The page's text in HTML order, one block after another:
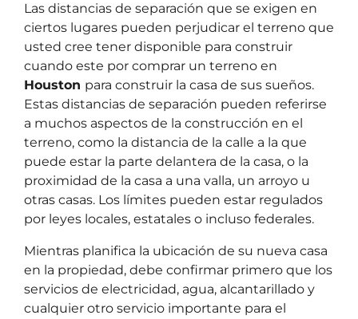
Las distancias de separación que se exigen en
ciertos lugares pueden perjudicar el terreno que
usted cree tener disponible para construir
cuando este por comprar un terreno en
Houston para construir la casa de sus sueños.
Estas distancias de separación pueden referirse
a muchos aspectos de la construcción en el
terreno, como la distancia de la calle a la que
puede estar la parte delantera de la casa, o la
proximidad de la casa a una valla, un arroyo u
otras casas. Los límites pueden estar regulados
por leyes locales, estatales o incluso federales.
Mientras planifica la ubicación de su nueva casa
en la propiedad, debe confirmar primero que los
servicios de electricidad, agua, alcantarillado y
cualquier otro servicio importante para el